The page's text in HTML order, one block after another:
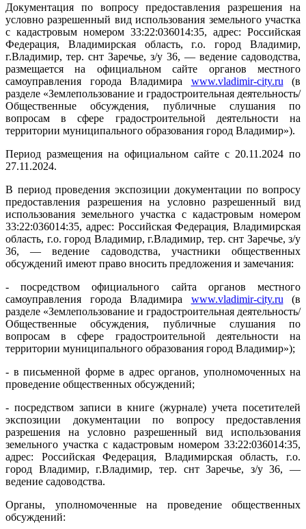
Документация по вопросу предоставления разрешения на
условно разрешенный вид использования земельного участка
с кадастровым номером 33:22:036014:35, адрес: Российская
Федерация, Владимирская область, г.о. город Владимир,
г.Владимир, тер. снт Заречье, з/у 36, — ведение садоводства,
размещается на официальном сайте органов местного
самоуправления города Владимира www.vladimir-city.ru (в
разделе «Землепользование и градостроительная деятельность/
Общественные обсуждения, публичные слушания по
вопросам в сфере градостроительной деятельности на
территории муниципального образования город Владимир»).
Период размещения на официальном сайте с 20.11.2024 по
27.11.2024.
В период проведения экспозиции документации по вопросу
предоставления разрешения на условно разрешенный вид
использования земельного участка с кадастровым номером
33:22:036014:35, адрес: Российская Федерация, Владимирская
область, г.о. город Владимир, г.Владимир, тер. снт Заречье, з/у
36, — ведение садоводства, участники общественных
обсуждений имеют право вносить предложения и замечания:
- посредством официального сайта органов местного
самоуправления города Владимира www.vladimir-city.ru (в
разделе «Землепользование и градостроительная деятельность/
Общественные обсуждения, публичные слушания по
вопросам в сфере градостроительной деятельности на
территории муниципального образования город Владимир»);
- в письменной форме в адрес органов, уполномоченных на
проведение общественных обсуждений;
- посредством записи в книге (журнале) учета посетителей
экспозиции документации по вопросу предоставления
разрешения на условно разрешенный вид использования
земельного участка с кадастровым номером 33:22:036014:35,
адрес: Российская Федерация, Владимирская область, г.о.
город Владимир, г.Владимир, тер. снт Заречье, з/у 36, —
ведение садоводства.
Органы, уполномоченные на проведение общественных
обсуждений: